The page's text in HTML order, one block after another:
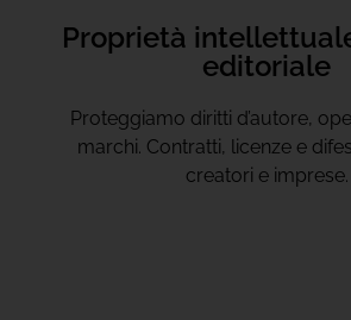
Proprietà
editoriale
Proteggiamo diritti d’autore,
marchi. Contratti, licenze e
creatori e imprese.